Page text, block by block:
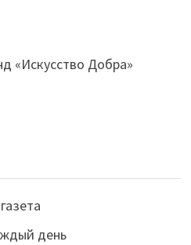
«Искусство Добра»
день